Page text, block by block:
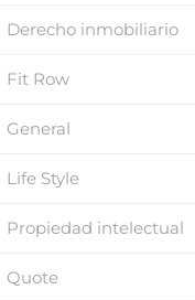
Derecho inmobiliario
Fit Row
General
Life Style
Propiedad intelectual
Quote